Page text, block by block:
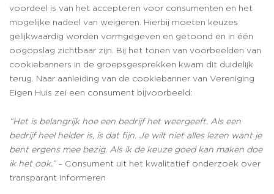
voordeel is van het accepteren voor consumenten en het
mogelijke nadeel van weigeren. Hierbij moeten keuzes
gelijkwaardig worden vormgegeven en getoond en in één
oogopslag zichtbaar zijn. Bij het tonen van voorbeelden van
cookiebanners in de groepsgesprekken kwam dit duidelijk
terug. Naar aanleiding van de cookiebanner van Vereniging
Eigen Huis zei een consument bijvoorbeeld:
“Het is belangrijk hoe een bedrijf het weergeeft. Als een
bedrijf heel helder is, is dat fijn. Je wilt niet alles lezen want je
bent ergens mee bezig. Als ik de keuze goed kan maken doe
ik het ook.”– Consument uit het kwalitatief onderzoek over
transparant informeren